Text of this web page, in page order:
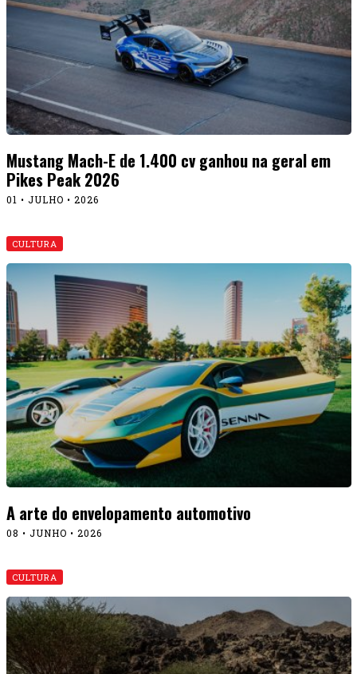
Mustang Mach-E de 1.400 cv ganhou na geral em
Pikes Peak 2026
01 • JULHO • 2026
CULTURA
A arte do envelopamento automotivo
08 • JUNHO • 2026
CULTURA